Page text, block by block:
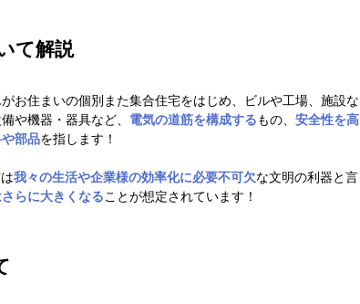
て解説
お住まいの個別また集合住宅をはじめ、ビルや工場、施設な
や機器・器具など、 電気の道筋を構成するもの、 安全性を高
部品を指します！
我々の生活や企業様の効率化に必要不可欠な文明の利器と言
らに大きくなることが想定されています！